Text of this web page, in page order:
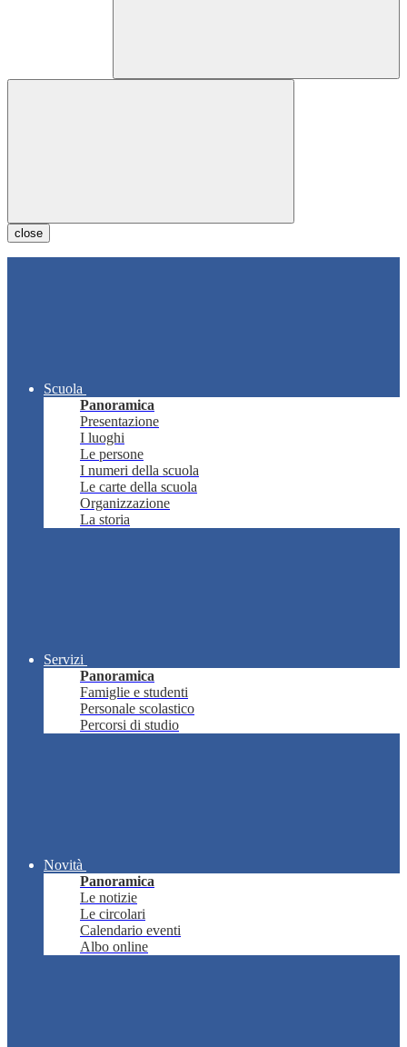
close
Scuola
Panoramica
Presentazione
I luoghi
Le persone
I numeri della scuola
Le carte della scuola
Organizzazione
La storia
Servizi
Panoramica
Famiglie e studenti
Personale scolastico
Percorsi di studio
Novità
Panoramica
Le notizie
Le circolari
Calendario eventi
Albo online